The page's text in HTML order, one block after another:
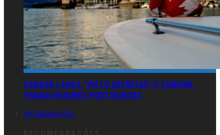
CANADÁ LANÇA “VISTO EXPRESSO” E CONVIDA
TRABALHADORES PORTUGUESES
RECOMENDAÇÕES